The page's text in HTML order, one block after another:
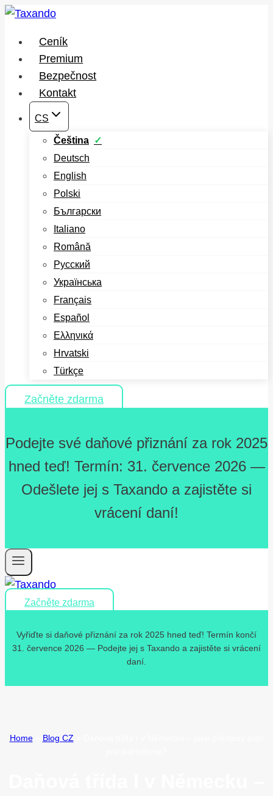
Přeskočit
obsah
Ceník
Premium
Bezpečnost
Kontakt
CS
Čeština
Deutsch
English
Polski
Български
Italiano
Română
Русский
Українська
Français
Español
Ελληνικά
Hrvatski
Türkçe
Začněte zdarma
Podejte své daňové přiznání za rok 2025
hned teď! Termín: 31. července 2026 —
Odešlete jej s Taxando a zajistěte si
vrácení daní!
Začněte zdarma
Vyřiďte si daňové přiznání za rok 2025 hned teď! Termín končí
31. července 2026 — Podejte jej s Taxando a zajistěte si vrácení
daní.
Home» Blog CZ